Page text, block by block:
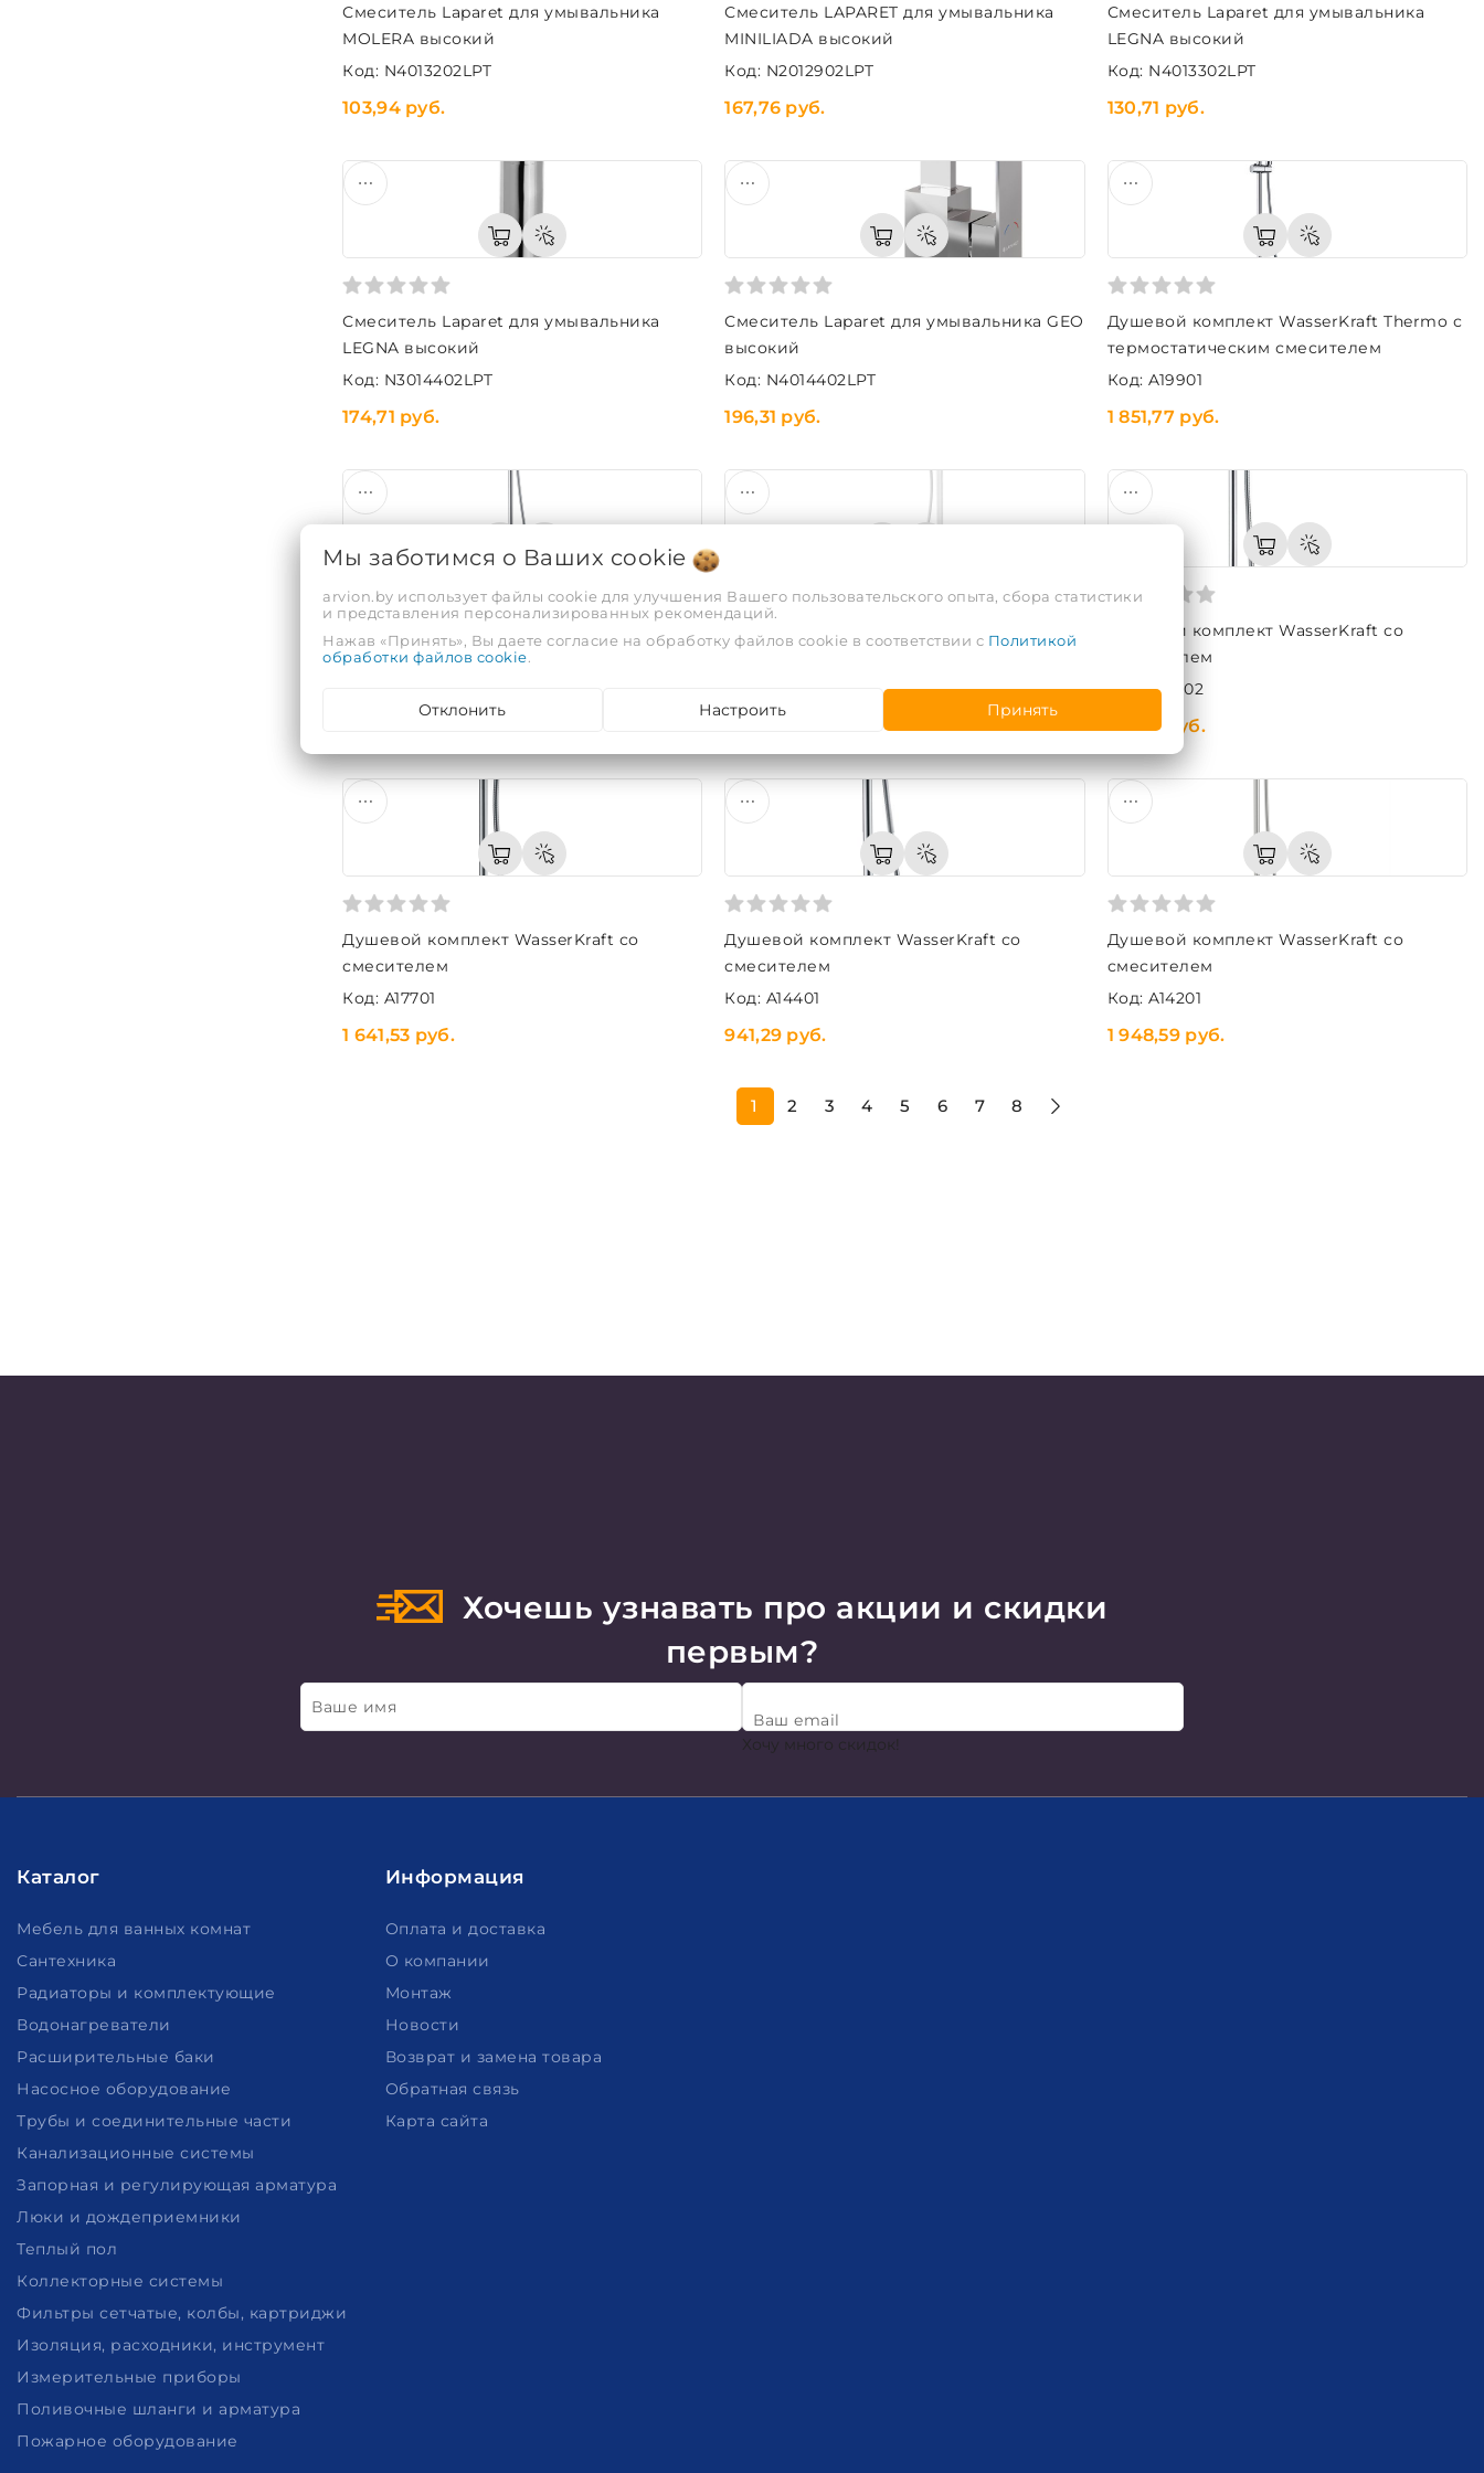
Смеситель Laparet для умывальника
MOLERA высокий
Код: N4013202LPT
103,94 руб.
Смеситель LAPARET для умывальника
MINILIADA высокий
Код: N2012902LPT
167,76 руб.
Смеситель Laparet для умывальника
LEGNA высокий
Код: N4013302LPT
130,71 руб.
Смеситель Laparet для умывальника
LEGNA высокий
Код: N3014402LPT
174,71 руб.
Смеситель Laparet для умывальника GEO
высокий
Код: N4014402LPT
196,31 руб.
Душевой комплект WasserKraft Thermo с
термостатическим смесителем
Код: A19901
1 851,77 руб.
Душевой комплект WasserKraft Thermo с
термостатическим смесителем
Душевой комплект WasserKraft со
1 734,56 руб.
Душевой комплект WasserKraft со
смесителем
Код: A17702
991,01 руб.
Душевой комплект WasserKraft со
смесителем
Код: A17701
1 641,53 руб.
Душевой комплект WasserKraft со
смесителем
Код: A14401
941,29 руб.
Душевой комплект WasserKraft со
смесителем
Код: A14201
1 948,59 руб.
1 2 3 4 5 6 7 8
Хочешь узнавать про акции и скидки
первым?
Ваше имя
Ваш email
Хочу много скидок!
Каталог
Мебель для ванных комнат
Сантехника
Радиаторы и комплектующие
Водонагреватели
Расширительные баки
Насосное оборудование
Трубы и соединительные части
Канализационные системы
Запорная и регулирующая арматура
Люки и дождеприемники
Теплый пол
Коллекторные системы
Фильтры сетчатые, колбы, картриджи
Изоляция, расходники, инструмент
Измерительные приборы
Поливочные шланги и арматура
Пожарное оборудование
Информация
Оплата и доставка
О компании
Монтаж
Новости
Возврат и замена товара
Обратная связь
Карта сайта
Мы заботимся о Ваших cookie
arvion.by использует файлы cookie для улучшения Вашего пользовательского опыта, сбора статистики
и представления персонализированных рекомендаций.
Нажав «Принять», Вы даете согласие на обработку файлов cookie в соответствии с Политикой
обработки файлов cookie.
Отклонить Настроить Принять